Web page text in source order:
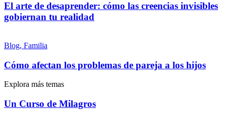
El arte de desaprender: cómo las creencias invisibles
gobiernan tu realidad
Blog, Familia
Cómo afectan los problemas de pareja a los hijos
Explora más temas
Un Curso de Milagros